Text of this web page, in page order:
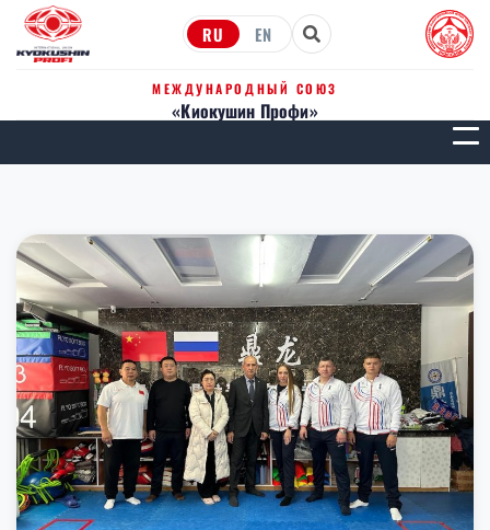
RU EN
МЕЖДУНАРОДНЫЙ СОЮЗ
«Киокушин Профи»